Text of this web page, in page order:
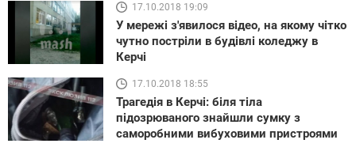
17.10.2018 19:09
У мережі з'явилося відео, на якому чітко
чутно постріли в будівлі коледжу в
Керчі
17.10.2018 18:55
Трагедія в Керчі: біля тіла
підозрюваного знайшли сумку з
саморобними вибуховими пристроями